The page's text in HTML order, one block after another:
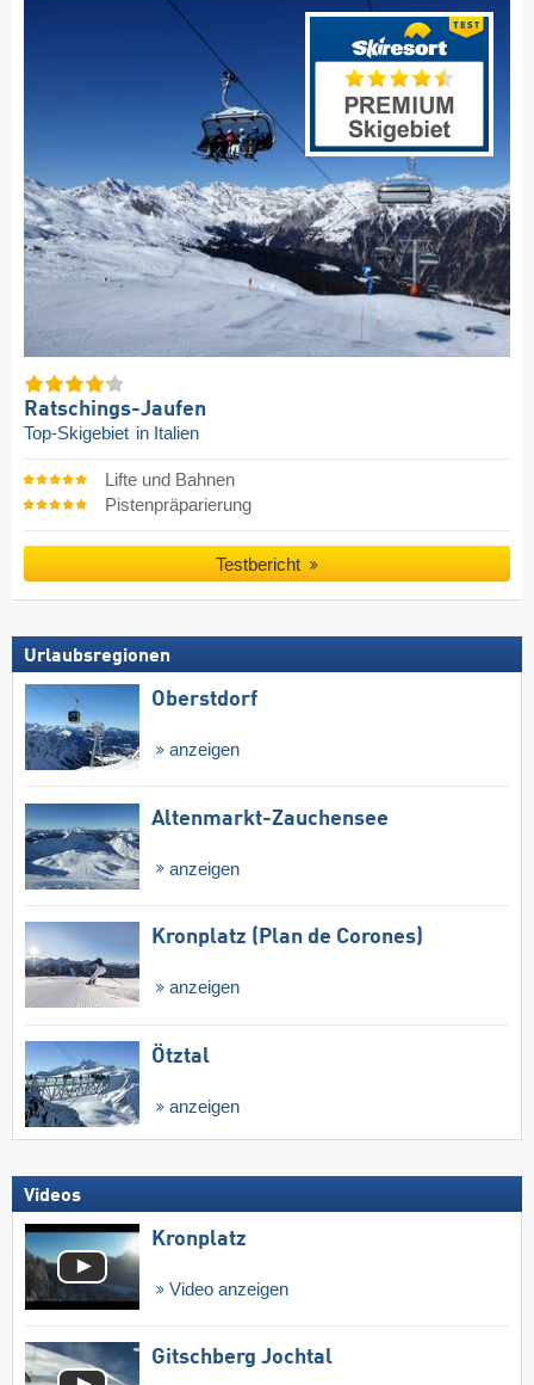
Ratschings-Jaufen
Top-Skigebiet in Italien
Lifte und Bahnen
Pistenpräparierung
Testbericht
Urlaubsregionen
Oberstdorf
anzeigen
Altenmarkt-Zauchensee
anzeigen
Kronplatz (Plan de Corones)
anzeigen
Ötztal
anzeigen
Videos
Kronplatz
Video anzeigen
Gitschberg Jochtal